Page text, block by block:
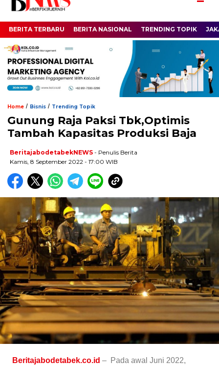
BERITA TERBARU BERITA NASIONAL TRENDING TOPIK
Home / Bisnis / Trending Topik
Gunung Raja Paksi Tbk,Optimis
Tambah Kapasitas Produksi Baja
BeritajabodetabekNEWS - Penulis Berita
Kamis, 8 September 2022 - 17:00 WIB
Beritajabodetabek.co.id – Pada awal Juni 2022,